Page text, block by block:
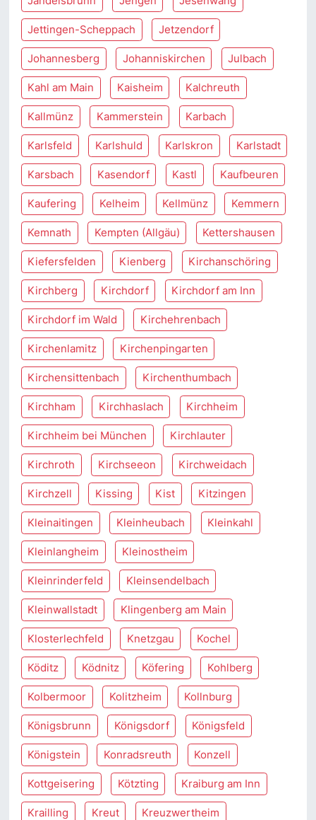
Jettingen-Scheppach Jetzendorf
Johannesberg Johanniskirchen Julbach
Kahl am Main Kaisheim Kalchreuth
Kallmünz Kammerstein Karbach
Karlsfeld Karlshuld Karlskron Karlstadt
Karsbach Kasendorf Kastl Kaufbeuren
Kaufering Kelheim Kellmünz Kemmern
Kemnath Kempten (Allgäu) Kettershausen
Kiefersfelden Kienberg Kirchanschöring
Kirchberg Kirchdorf Kirchdorf am Inn
Kirchdorf im Wald Kirchehrenbach
Kirchenlamitz Kirchenpingarten
Kirchensittenbach Kirchenthumbach
Kirchham Kirchhaslach Kirchheim
Kirchheim bei München Kirchlauter
Kirchroth Kirchseeon Kirchweidach
Kirchzell Kissing Kist Kitzingen
Kleinaitingen Kleinheubach Kleinkahl
Kleinlangheim Kleinostheim
Kleinrinderfeld Kleinsendelbach
Kleinwallstadt Klingenberg am Main
Klosterlechfeld Knetzgau Kochel
Köditz Ködnitz Köfering Kohlberg
Kolbermoor Kolitzheim Kollnburg
Königsbrunn Königsdorf Königsfeld
Königstein Konradsreuth Konzell
Kottgeisering Kötzting Kraiburg am Inn
Krailling Kreut Kreuzwertheim